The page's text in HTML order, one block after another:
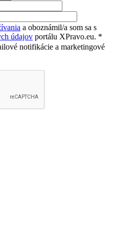
a oboznámil/a som sa s
údajov portálu XPravo.eu. *
notifikácie a marketingové